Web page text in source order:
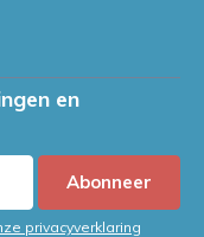
en
Abonneer
privacyverklaring